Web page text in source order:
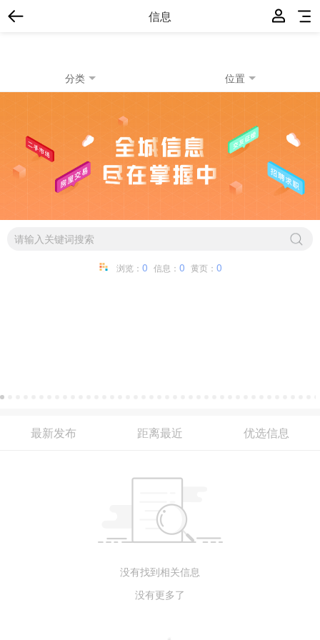
信息
分类 位置
浏览： 0 信息： 0 黄页： 0
最新发布 距离最近 优选信息
没有找到相关信息
没有更多了